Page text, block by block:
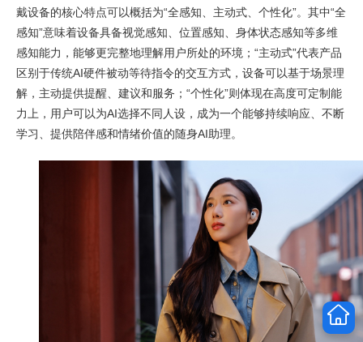
戴设备的核心特点可以概括为“全感知、主动式、个性化”。其中“全
感知”意味着设备具备视觉感知、位置感知、身体状态感知等多维
感知能力，能够更完整地理解用户所处的环境；“主动式”代表产品
区别于传统AI硬件被动等待指令的交互方式，设备可以基于场景理
解，主动提供提醒、建议和服务；“个性化”则体现在高度可定制能
力上，用户可以为AI选择不同人设，成为一个能够持续响应、不断
学习、提供陪伴感和情绪价值的随身AI助理。